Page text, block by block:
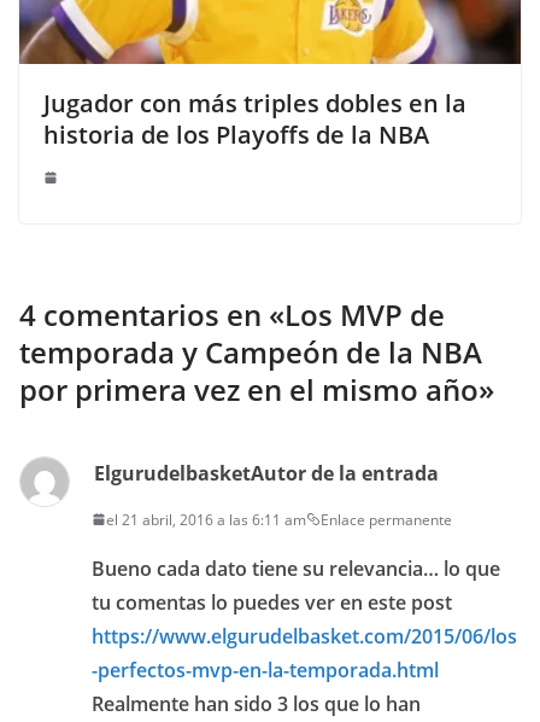
Jugador con más triples dobles en la
historia de los Playoffs de la NBA
4 comentarios en «Los MVP de
temporada y Campeón de la NBA
por primera vez en el mismo año»
ElgurudelbasketAutor de la entrada
el 21 abril, 2016 a las 6:11 am Enlace permanente
Bueno cada dato tiene su relevancia… lo que
tu comentas lo puedes ver en este post
https://www.elgurudelbasket.com/2015/06/los
-perfectos-mvp-en-la-temporada.html
Realmente han sido 3 los que lo han